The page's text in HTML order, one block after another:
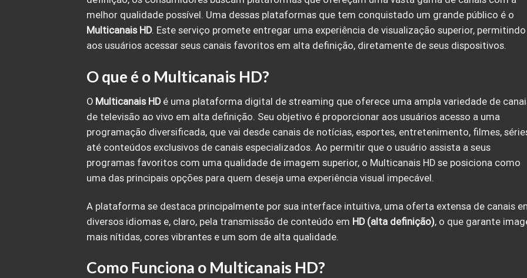
melhor qualidade possível. Uma dessas plataformas que tem conquistado um grande público é o
Multicanais HD. Este serviço promete entregar uma experiência de visualização superior, permitindo
aos usuários acessar seus canais favoritos em alta definição, diretamente de seus dispositivos.
O que é o Multicanais HD?
O Multicanais HDé uma plataforma digital de streaming que oferece uma ampla variedade de
de televisão ao vivo em alta definição. Seu objetivo é proporcionar aos usuários acesso a uma
programação diversificada, que vai desde canais de notícias, esportes, entretenimento, filmes,
até conteúdos exclusivos de canais especializados. Ao permitir que o usuário assista a seus
programas favoritos com uma qualidade de imagem superior, o Multicanais HD se posiciona como
uma das principais opções para quem deseja uma experiência visual impecável.
A plataforma se destaca principalmente por sua interface intuitiva, uma oferta extensa de canais
diversos idiomas e, claro, pela transmissão de conteúdo em HD (alta definição), o que garante
mais nítidas, cores vibrantes e um som de alta qualidade.
Como Funciona o Multicanais HD?